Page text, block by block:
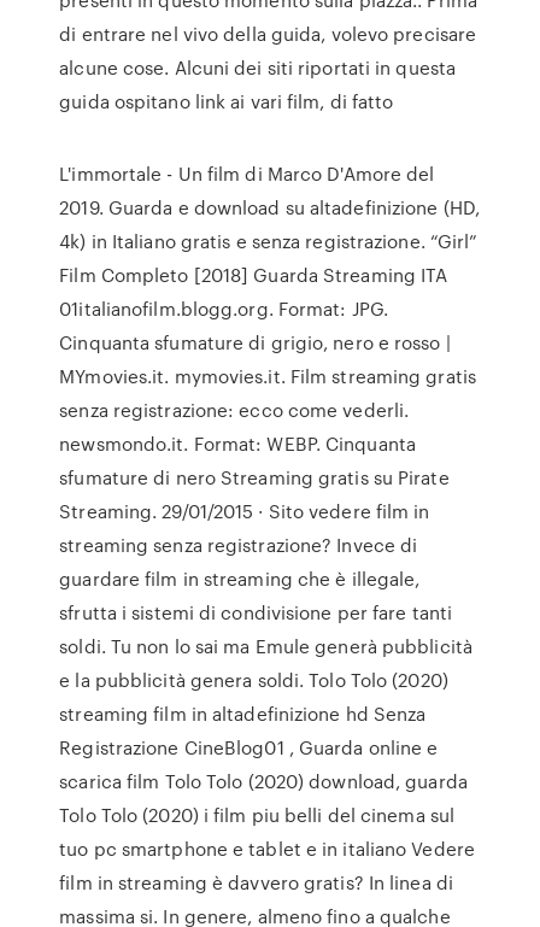
di entrare nel vivo della guida, volevo precisare
alcune cose. Alcuni dei siti riportati in questa
guida ospitano link ai vari film, di fatto
L'immortale - Un film di Marco D'Amore del
2019. Guarda e download su altadefinizione (HD,
4k) in Italiano gratis e senza registrazione. “Girl”
Film Completo [2018] Guarda Streaming ITA
01italianofilm.blogg.org. Format: JPG.
Cinquanta sfumature di grigio, nero e rosso |
MYmovies.it. mymovies.it. Film streaming gratis
senza registrazione: ecco come vederli.
newsmondo.it. Format: WEBP. Cinquanta
sfumature di nero Streaming gratis su Pirate
Streaming. 29/01/2015 · Sito vedere film in
streaming senza registrazione? Invece di
guardare film in streaming che è illegale,
sfrutta i sistemi di condivisione per fare tanti
soldi. Tu non lo sai ma Emule generà pubblicità
e la pubblicità genera soldi. Tolo Tolo (2020)
streaming film in altadefinizione hd Senza
Registrazione CineBlog01 , Guarda online e
scarica film Tolo Tolo (2020) download, guarda
Tolo Tolo (2020) i film piu belli del cinema sul
tuo pc smartphone e tablet e in italiano Vedere
film in streaming è davvero gratis? In linea di
massima si. In genere, almeno fino a qualche